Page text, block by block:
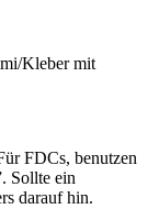
Kleber mit
FDCs, benutzen
Sollte ein
darauf hin.